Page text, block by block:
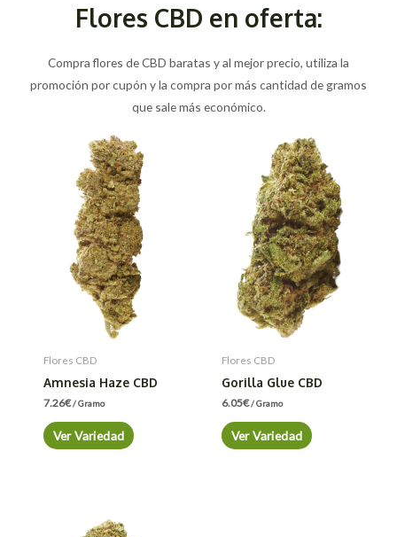
Flores CBD en oferta:
Compra flores de CBD baratas y al mejor precio, utiliza la
promoción por cupón y la compra por más cantidad de gramos
que sale más económico.
Flores CBD
Amnesia Haze CBD
7.26€/ Gramo
Ver Variedad
Flores CBD
Gorilla Glue CBD
6.05€/ Gramo
Ver Variedad